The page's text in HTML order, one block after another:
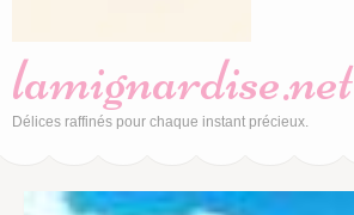
lamignardise.net
Délices raffinés pour chaque instant précieux.